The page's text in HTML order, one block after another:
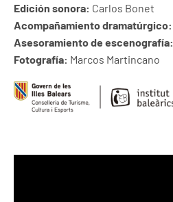
Edición sonora: Carlos Bonet
Acompañamiento dramatúrgico:
Asesoramiento de escenografía:
Fotografía: Marcos Martincano